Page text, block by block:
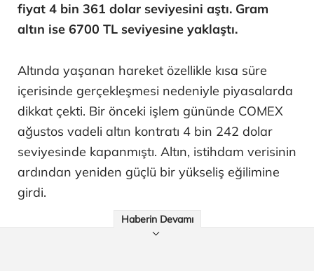
fiyat 4 bin 361 dolar seviyesini aştı. Gram
altın ise 6700 TL seviyesine yaklaştı.
Altında yaşanan hareket özellikle kısa süre
içerisinde gerçekleşmesi nedeniyle piyasalarda
dikkat çekti. Bir önceki işlem gününde COMEX
ağustos vadeli altın kontratı 4 bin 242 dolar
seviyesinde kapanmıştı. Altın, istihdam verisinin
ardından yeniden güçlü bir yükseliş eğilimine
girdi.
Haberin Devamı